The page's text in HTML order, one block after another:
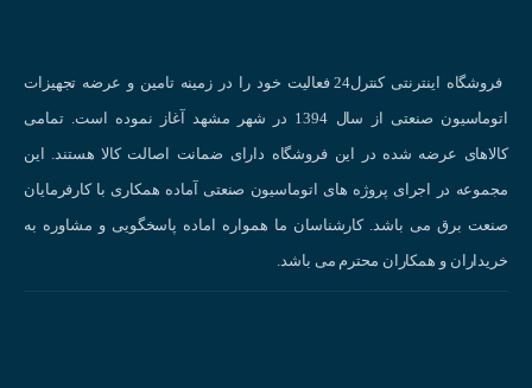
سنسور مغناطیسی رسابرد یاسنسور حساس به میدان مغناطیسی
، ابزاری
است که برای تشخیص و اندازه گیری میدان‌های مغناطیسی به کار می‌رود.
این سنسورها قادرند حتی در حضور موانعی مانند فلزات غیرآهنی، فولاد ضد
زنگ و آلومینیوم، آهنرباها را شناسایی کنند.
عملکرد سنسور مغناطیسی
رسابرد با تغییر مقاومت الکتریکی خود در پاسخ به تغییرات میدان
فروشگاه اینترنتی کنترل24 فعالیت خود را در زمینه تامین و عرضه تجهیزات
اتوماسیون صنعتی از سال 1394 در شهر مشهد آغاز نموده است. تمامی
کالاهای عرضه شده در این فروشگاه دارای ضمانت اصالت کالا هستند. این
مجموعه در اجرای پروژه های اتوماسیون صنعتی آماده همکاری با کارفرمایان
صنعت برق می باشد. کارشناسان ما همواره اماده پاسخگویی و مشاوره به
خریداران و همکاران محترم می باشد.